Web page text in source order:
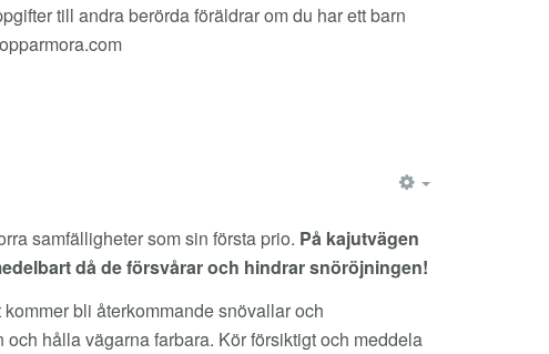
till andra berörda föräldrar om du har ett barn
samfälligheter som sin första prio. På kajutvägen
då de försvårar och hindrar snöröjningen!
bli återkommande snövallar och
hålla vägarna farbara. Kör försiktigt och meddela